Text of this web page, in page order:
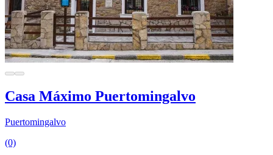
Casa Máximo Puertomingalvo
Puertomingalvo
(0)